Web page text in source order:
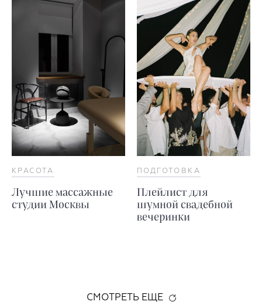
КРАСОТА
Лучшие массажные
студии Москвы
ПОДГОТОВКА
Плейлист для
шумной свадебной
вечеринки
СМОТРЕТЬ ЕЩЕ